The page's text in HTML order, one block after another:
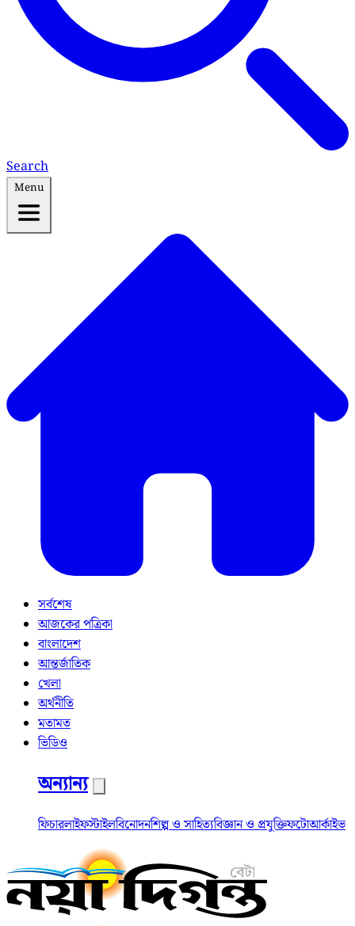
Search
Menu
সর্বশেষ
আজকের পত্রিকা
বাংলাদেশ
আন্তর্জাতিক
খেলা
অর্থনীতি
মতামত
ভিডিও
অন্যান্য
ফিচারলাইফস্টাইলবিনোদনশিল্প ও সাহিত্যবিজ্ঞান ও প্রযুক্তিফটোআর্কাইভ